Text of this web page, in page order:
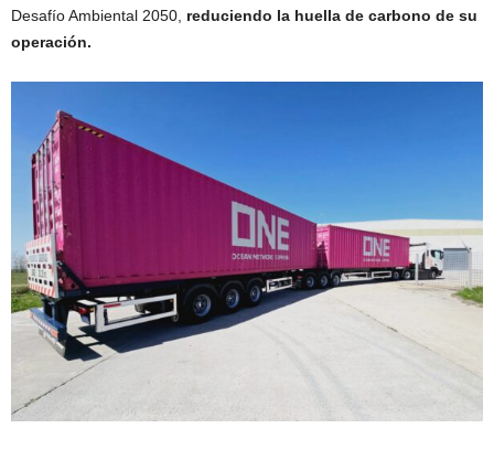
Desafío Ambiental 2050, reduciendo la huella de carbono de su
operación.